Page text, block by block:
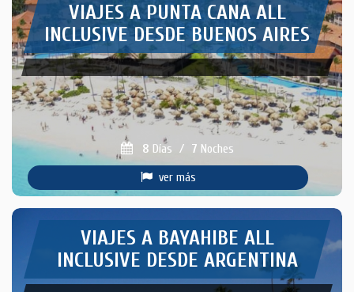
VIAJES A PUNTA CANA ALL
INCLUSIVE DESDE BUENOS AIRES
8 Días / 7 Noches
ver más
VIAJES A BAYAHIBE ALL
INCLUSIVE DESDE ARGENTINA